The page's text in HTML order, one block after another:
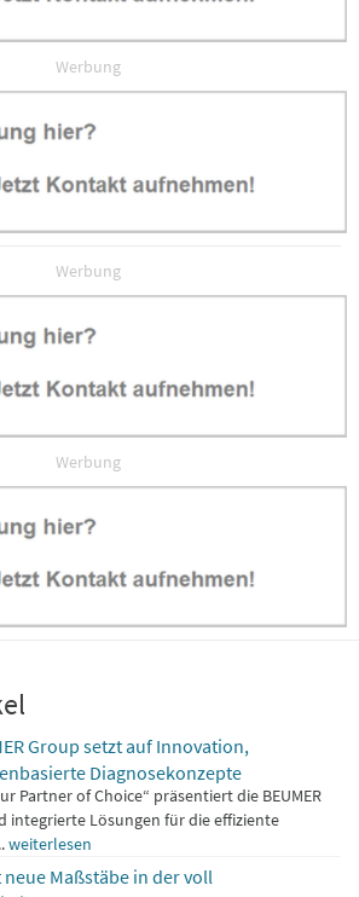
Werbung
Werbung
Group setzt auf Innovation,
Diagnosekonzepte
Partner of Choice“ präsentiert die BEUMER
Lösungen für die effiziente
weiterlesen